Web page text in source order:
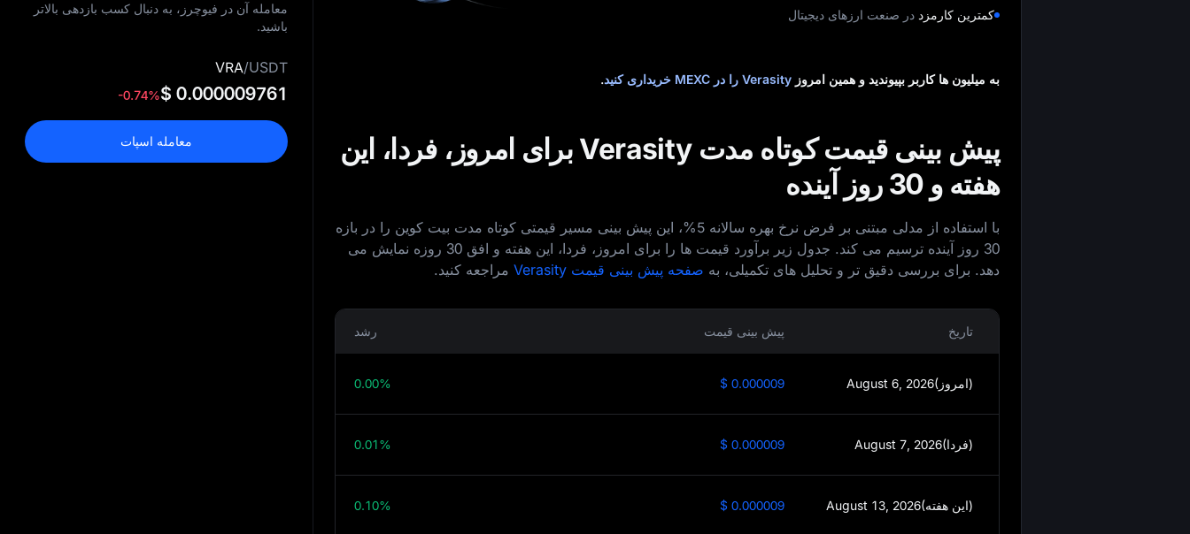
کمترین کارمزد در صنعت ارزهای دیجیتال
به میلیون‌ ها کاربر بپیوندید و همین امروز Verasity را در MEXC خریداری کنید .
پیش‌ بینی قیمت کوتاه‌ مدت Verasity برای امروز، فردا، این
هفته و 30 روز آینده
با استفاده از مدلی مبتنی بر فرض نرخ بهره سالانه 5%، این پیش‌ بینی مسیر قیمتی کوتاه‌ مدت بیت‌ کوین را در بازه
30 روز آینده ترسیم می‌ کند. جدول زیر برآورد قیمت‌ ها را برای امروز، فردا، این هفته و افق 30 روزه نمایش می‌
دهد. برای بررسی دقیق‌ تر و تحلیل‌ های تکمیلی، به صفحه پیش‌ بینی قیمت Verasity مراجعه کنید.
تاریخ پیش بینی قیمت رشد
August 6, 2026(امروز) $ 0.000009
0.00%
August 7, 2026(فردا) $ 0.000009
0.01%
August 13, 2026(این هفته) $ 0.000009
0.10%
معامله آن در فیوچرز، به دنبال کسب بازدهی بالاتر
باشید.
VRA/USDT
$ 0.000009761
-0.74%
معامله اسپات